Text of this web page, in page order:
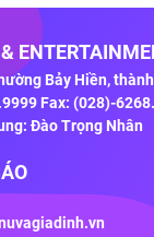
Bảy Hiền,
Fax: (028)-
Đào Trọng Nhân